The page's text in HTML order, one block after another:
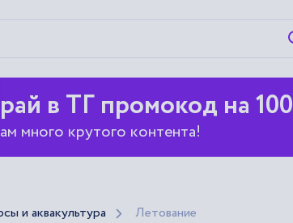
в ТГ промокод на
много крутого контента!
и аквакультура Лeтoвaниe